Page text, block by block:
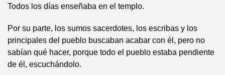
Todos los días enseñaba en el templo.
Por su parte, los sumos sacerdotes, los escribas y los
principales del pueblo buscaban acabar con él, pero no
sabían qué hacer, porque todo el pueblo estaba pendiente
de él, escuchándolo.